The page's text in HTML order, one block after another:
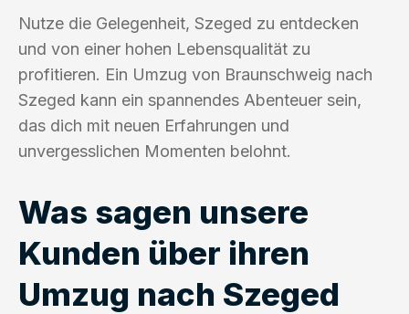
Nutze die Gelegenheit, Szeged zu entdecken
und von einer hohen Lebensqualität zu
profitieren. Ein Umzug von Braunschweig nach
Szeged kann ein spannendes Abenteuer sein,
das dich mit neuen Erfahrungen und
unvergesslichen Momenten belohnt.
Was sagen unsere
Kunden über ihren
Umzug nach Szeged